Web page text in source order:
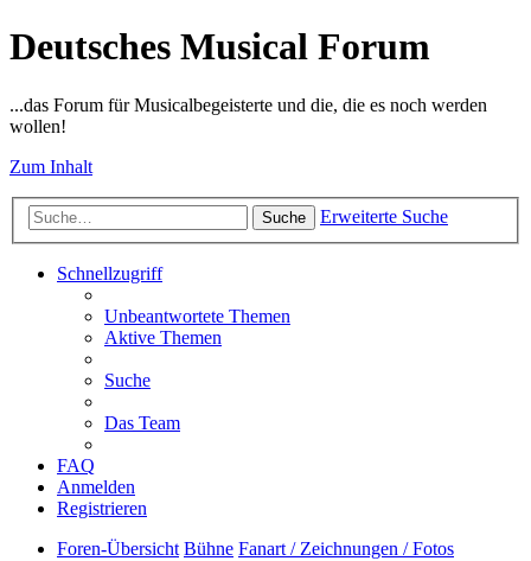
Deutsches Musical Forum
...das Forum für Musicalbegeisterte und die, die es noch werden
wollen!
Zum Inhalt
Suche Erweiterte Suche
Schnellzugriff
Unbeantwortete Themen
Aktive Themen
Suche
Das Team
FAQ
Anmelden
Registrieren
Foren-Übersicht Bühne Fanart / Zeichnungen / Fotos